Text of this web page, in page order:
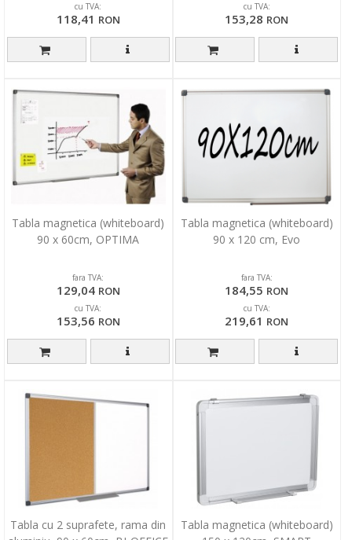
cu TVA:
118,41 RON
cu TVA:
153,28 RON
Tabla magnetica (whiteboard)
90 x 60cm, OPTIMA
fara TVA:
129,04 RON
cu TVA:
153,56 RON
Tabla magnetica (whiteboard)
90 x 120 cm, Evo
fara TVA:
184,55 RON
cu TVA:
219,61 RON
Tabla cu 2 suprafete, rama din
Tabla magnetica (whiteboard)